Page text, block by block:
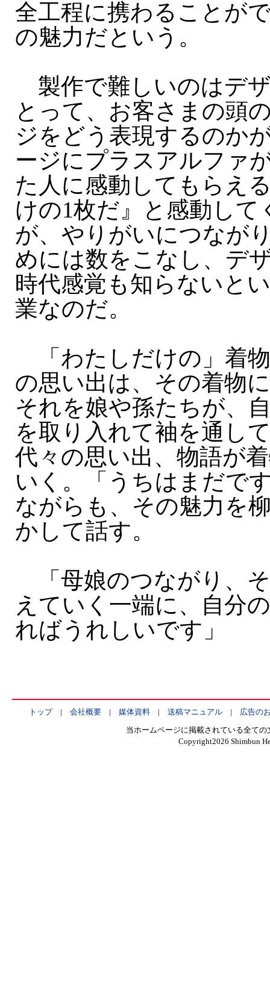
全工程に携わることが
の魅力だという。
製作で難しいのはデ
とって、お客さまの頭
ジをどう表現するのか
ージにプラスアルファ
た人に感動してもらえ
けの1枚だ』と感動して
が、やりがいにつなが
めには数をこなし、デ
時代感覚も知らないと
業なのだ。
「わたしだけの」着
の思い出は、その着物
それを娘や孫たちが、
を取り入れて袖を通し
代々の思い出、物語が
いく。「うちはまだで
ながらも、その魅力を
かして話す。
「母娘のつながり、
えていく一端に、自分
ればうれしいです」
トップ| 会社概要| 媒体資料| 送稿マニュアル| 広告の
当ホームページに掲載されている全て
Copyright2026 Shimbun